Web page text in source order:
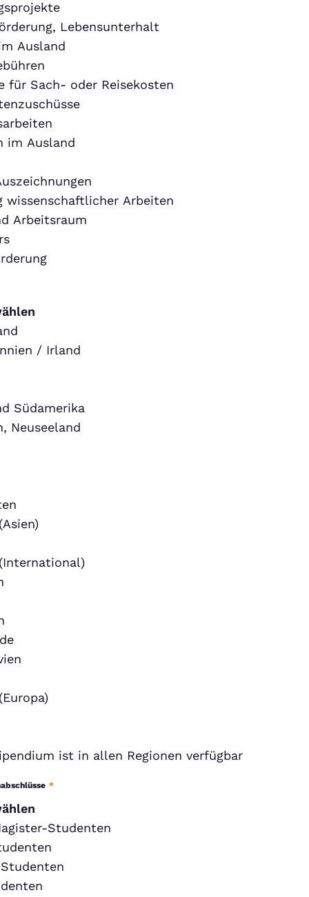
Lebensunterhalt
Ausland
für Sach- oder Reisekosten
im Ausland
wissenschaftlicher Arbeiten
Arbeitsraum
/ Irland
Südamerika
Neuseeland
ist in allen Regionen verfügbar
*
Studenten